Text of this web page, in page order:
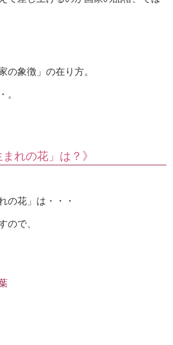
の象徴」の在り方。
。
れの花」は？》
の花」は・・・
ので、